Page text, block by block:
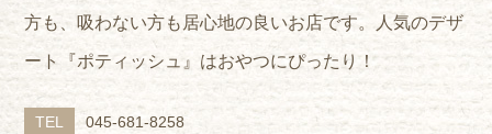
方も、吸わない方も居心地の良いお店です。人気のデザ
ート『ポティッシュ』はおやつにぴったり！
TEL
045-681-8258